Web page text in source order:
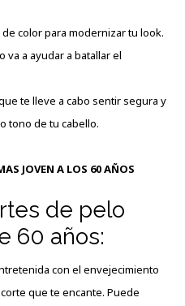
color para modernizar tu look.
va a ayudar a batallar el
te lleve a cabo sentir segura y
tono de tu cabello.
JOVEN A LOS 60 AÑOS
de pelo
60 años:
con el envejecimiento
que te encante. Puede